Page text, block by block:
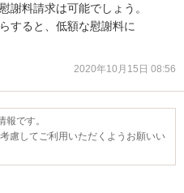
謝料請求は可能でしょう。
すると、低額な慰謝料に
2020年10月15日 08:56
です。
慮してご利用いただくようお願いい